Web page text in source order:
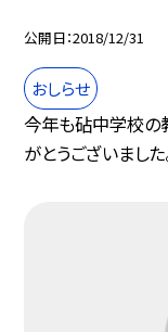
公開日 2018/12/31
おしらせ
今年も砧中学校の
がとうございました